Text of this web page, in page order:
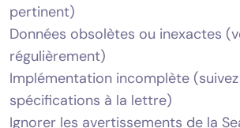
pertinent)
Données obsolètes ou inexactes
régulièrement)
Implémentation incomplète
spécifications à la lettre)
Ignorer les avertissements de la